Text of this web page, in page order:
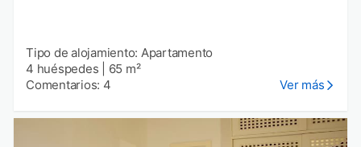
Tipo de alojamiento: Apartamento
4 huéspedes
65 m²
Comentarios: 4
Ver más